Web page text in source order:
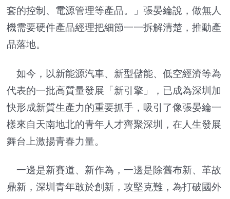
套的控制、電源管理等產品。」張晏綸說，做無人
機需要硬件產品經理把細節一一拆解清楚，推動產
品落地。
如今，以新能源汽車、新型儲能、低空經濟等為
代表的一批高質量發展「新引擎」，已成為深圳加
快形成新質生產力的重要抓手，吸引了像張晏綸一
樣來自天南地北的青年人才齊聚深圳，在人生發展
舞台上激揚青春力量。
一邊是新賽道、新作為，一邊是除舊布新、革故
鼎新，深圳青年敢於創新，攻堅克難，為打破國外